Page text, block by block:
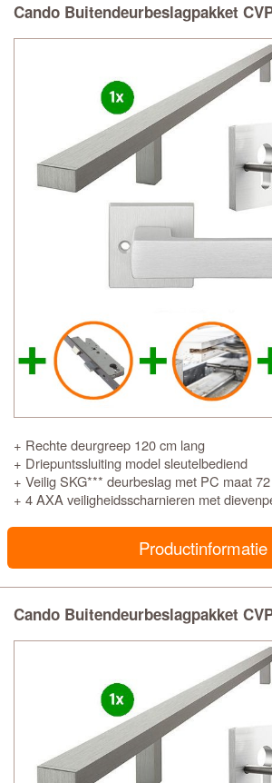
Cando Buitendeurbeslagpakket
+ Rechte deurgreep 120 cm lang
+ Driepuntssluiting model sleutelbediend
+ Veilig SKG*** deurbeslag met PC maat 72
+ 4 AXA veiligheidsscharnieren met
Productinformatie
Cando Buitendeurbeslagpakket